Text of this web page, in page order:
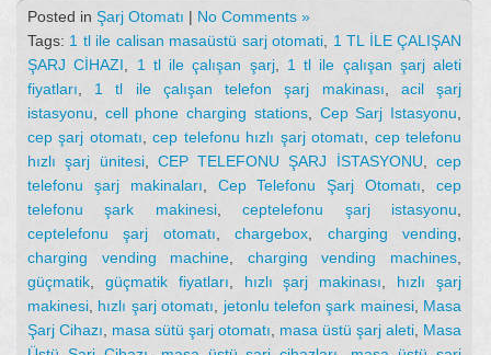
Posted in Şarj Otomatı | No Comments »
Tags: 1 tl ile calisan masaüstü sarj otomati
1 TL İLE ÇALIŞAN
ŞARJ CİHAZI
1 tl ile çalışan şarj, 1 tl ile çalışan şarj aleti
fiyatları
1 tl ile çalışan telefon şarj makinası
acil şarj
istasyonu
cell phone charging stations, Cep Sarj Istasyonu
cep şarj otomatı ,cep telefonu hızlı şarj otomatı
cep telefonu
hızlı şarj ünitesi, CEP TELEFONU ŞARJ İSTASYONU ,cep
telefonu şarj makinaları
Cep Telefonu Şarj Otomatı ,cep
telefonu şark makinesi,ceptelefonu şarj istasyonu
ceptelefonu şarj otomatı ,chargebox charging vending
charging vending machine
charging vending machines
güçmatik
güçmatik fiyatları hızlı şarj makinası
hızlı şarj
makinesi hızlı şarj otomatı jetonlu telefon şark mainesi, Masa
Şarj Cihazı
masa sütü şarj otomatı masa üstü şarj aleti Masa